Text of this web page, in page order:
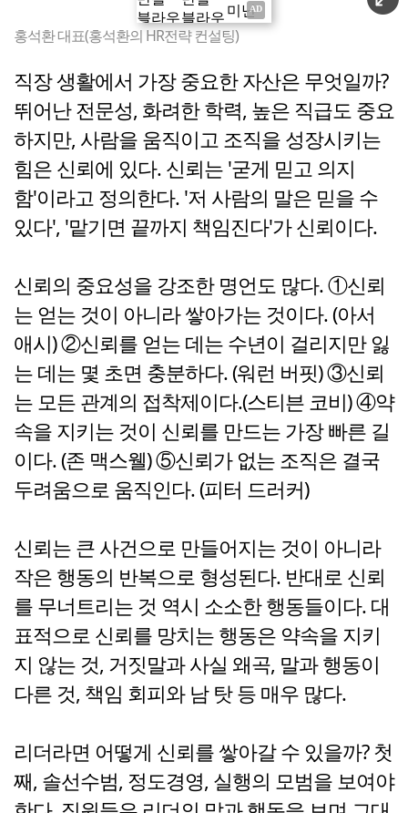
홍석환 대표(홍석환의 HR전략 컨설팅)
직장 생활에서 가장 중요한 자산은 무엇일까?
뛰어난 전문성, 화려한 학력, 높은 직급도 중요
하지만, 사람을 움직이고 조직을 성장시키는
힘은 신뢰에 있다. 신뢰는 '굳게 믿고 의지
함'이라고 정의한다. '저 사람의 말은 믿을 수
있다', '맡기면 끝까지 책임진다'가 신뢰이다.
신뢰의 중요성을 강조한 명언도 많다. ①신뢰
는 얻는 것이 아니라 쌓아가는 것이다. (아서
애시) ②신뢰를 얻는 데는 수년이 걸리지만 잃
는 데는 몇 초면 충분하다. (워런 버핏) ③신뢰
는 모든 관계의 접착제이다.(스티븐 코비) ④약
속을 지키는 것이 신뢰를 만드는 가장 빠른 길
이다. (존 맥스웰) ⑤신뢰가 없는 조직은 결국
두려움으로 움직인다. (피터 드러커)
신뢰는 큰 사건으로 만들어지는 것이 아니라
작은 행동의 반복으로 형성된다. 반대로 신뢰
를 무너트리는 것 역시 소소한 행동들이다. 대
표적으로 신뢰를 망치는 행동은 약속을 지키
지 않는 것, 거짓말과 사실 왜곡, 말과 행동이
다른 것, 책임 회피와 남 탓 등 매우 많다.
리더라면 어떻게 신뢰를 쌓아갈 수 있을까? 첫
째, 솔선수범, 정도경영, 실행의 모범을 보여야